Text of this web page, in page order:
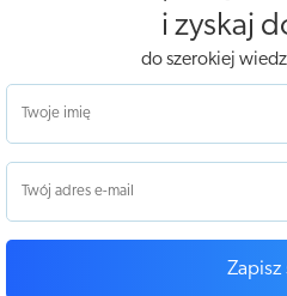
i zyskaj
do szerokiej
Zapisz